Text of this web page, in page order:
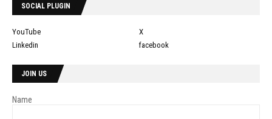
SOCIAL PLUGIN
YouTube
X
Linkedin
facebook
JOIN US
Name